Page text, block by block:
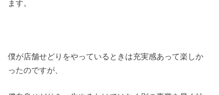
ます。
僕が店舗せどりをやっているときは充実感あって楽しか
ったのですが、